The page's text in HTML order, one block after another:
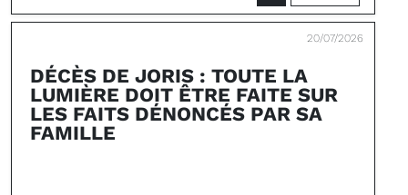
20/07/2026
DÉCÈS DE JORIS : TOUTE LA
LUMIÈRE DOIT ÊTRE FAITE SUR
LES FAITS DÉNONCÉS PAR SA
FAMILLE